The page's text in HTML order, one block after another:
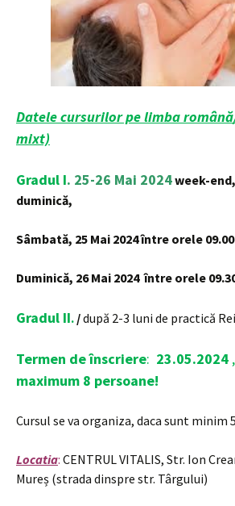
Datele cursurilor pe limba
mixt)
Gradul I. 25-26 Mai 2024week-
duminică,
Sâmbată, 25 Mai 2024 între orele
Duminică, 26 Mai 2024 între orele
Gradul II. /după 2-3 luni de practică
Termen de înscriere: 23.05.2024 ,
maximum 8 persoane!
Cursul se va organiza, daca sunt minim
Locatia: CENTRUL VITALIS, Str. Ion
Mureș (strada dinspre str. Târgului)